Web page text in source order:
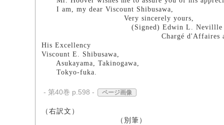
I am, my dear Viscount Shibusawa,
Very sincerely yours,
(Signed) Edwin L. Nevillle
Chargé d'Affaires ad
His Excellency
Viscount E. Shibusawa,
Asukayama, Takinogawa,
Tokyo-fuka.
- 第40巻 p.598 - ページ画像
（右訳文）
（別筆）